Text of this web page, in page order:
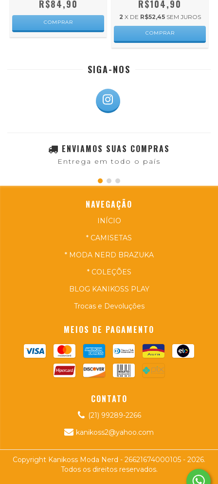
R$84,90
COMPRAR
R$104,90
2 X DE R$52,45 SEM JUROS
COMPRAR
SIGA-NOS
ENVIAMOS SUAS COMPRAS
Entrega em todo o país
NAVEGAÇÃO
INÍCIO
* CAMISETAS
* MODA NERD BRAZUKA
* COLEÇÕES
BLOG KANIKOSS PLAY
Trocas e Devoluções
MEIOS DE PAGAMENTO
CONTATO
(21) 99289-2266
kanikoss2@yahoo.com
Copyright Kanikoss Moda Nerd - 26621674000105 - 2026.
Todos os direitos reservados.